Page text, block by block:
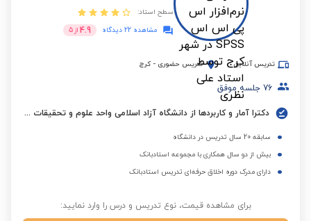
سطح استاد:
مشاهده 22 دیدگاه
4.9 از 5
تدریس آنلاین تدریس حضوری - کرج
76 جلسه موفق
دکترا آمار و کاربردها از دانشگاه آزاد اسلامی واحد علوم و تحقیقات تهران
سابقه 20 سال تدریس در دانشگاه
بیش از دو سال همکاری با مجموعه استادبانک
دارای مدرک دوره اخلاق حرفه‌ای تدریس استادبانک
برای مشاهده قیمت، نوع تدریس و درس را وارد نمایید: